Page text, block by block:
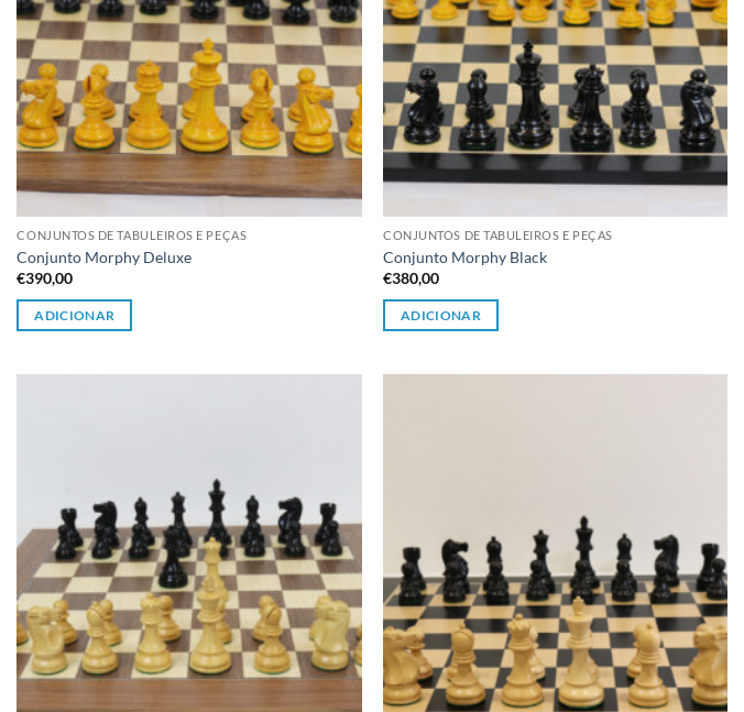
CONJUNTOS DE TABULEIROS E PEÇAS
Conjunto Morphy Deluxe
€390,00
ADICIONAR
CONJUNTOS DE TABULEIROS E PEÇAS
Conjunto Morphy Black
€380,00
ADICIONAR